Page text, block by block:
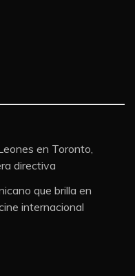
en Toronto,
directiva
que brilla en
internacional